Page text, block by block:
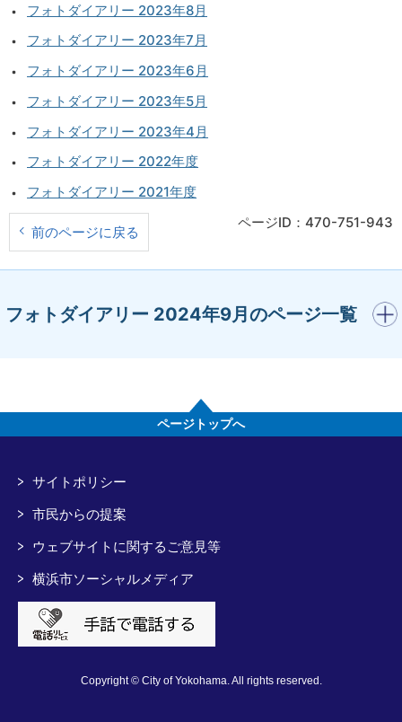
フォトダイアリー 2023年8月
フォトダイアリー 2023年7月
フォトダイアリー 2023年6月
フォトダイアリー 2023年5月
フォトダイアリー 2023年4月
フォトダイアリー 2022年度
フォトダイアリー 2021年度
前のページに戻る
ページID：470-751-943
フォトダイアリー 2024年9月のページ一覧
開く
ページトップへ
サイトポリシー
市民からの提案
ウェブサイトに関するご意見等
横浜市ソーシャルメディア
Copyright © City of Yokohama. All rights reserved.